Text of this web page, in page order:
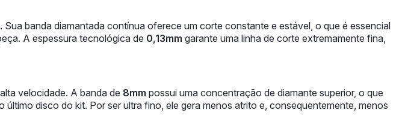
banda diamantada contínua oferece um corte constante e estável, o que é essencial
A espessura tecnológica de 0,13mm garante uma linha de corte extremamente fina,
velocidade. A banda de 8mm possui uma concentração de diamante superior, o que
disco do kit. Por ser ultra fino, ele gera menos atrito e, consequentemente, menos